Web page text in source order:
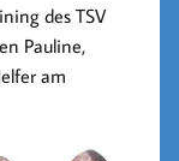
des TSV
Pauline,
am